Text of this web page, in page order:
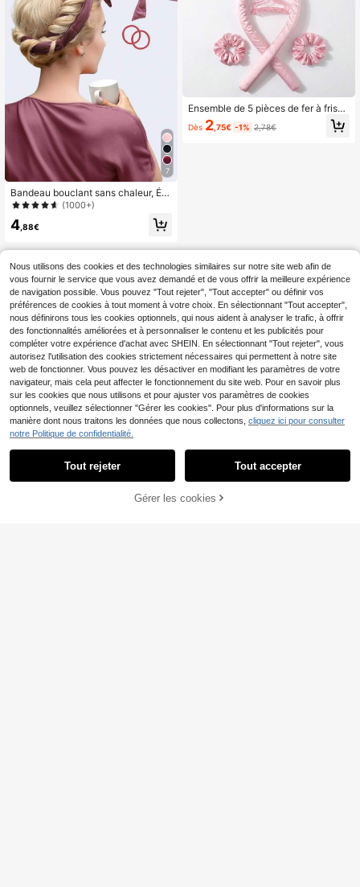
7
Bandeau bouclant sans chaleur, Éla
stique bouclant sans chaleur, Band
eau bouclant pour dormir, Outil de c
oiffure pour boucles naturelles douc
ur, Fer à friser, Produits et accessoir
es capillaires, Convient pour les sal
ons, les instituts de beauté, la rentré
e scolaire, les vacances, Fer à frise
r, Fer à friser, Noël
(1000+)
4 ,88€
Ensemble de 5 pièces de fer à friser
sans chaleur, comprend : baguette
à friser sans chaleur, bonnet de nuit
Dès 2,75€ -1% 2,78€
AJOUTER AU PANIER
Nous utilisons des cookies et des technologies similaires sur notre site web afin de
vous fournir le service que vous avez demandé et de vous offrir la meilleure expérience
de navigation possible. Vous pouvez "Tout rejeter", "Tout accepter" ou définir vos
préférences de cookies à tout moment à votre choix. En sélectionnant "Tout accepter",
nous définirons tous les cookies optionnels, qui nous aident à analyser le trafic, à offrir
des fonctionnalités améliorées et à personnaliser le contenu et les publicités pour
compléter votre expérience d'achat avec SHEIN. En sélectionnant "Tout rejeter", vous
autorisez l'utilisation des cookies strictement nécessaires qui permettent à notre site
web de fonctionner. Vous pouvez les désactiver en modifiant les paramètres de votre
navigateur, mais cela peut affecter le fonctionnement du site web. Pour en savoir plus
sur les cookies que nous utilisons et pour ajuster vos paramètres de cookies
optionnels, veuillez sélectionner "Gérer les cookies". Pour plus d'informations sur la
manière dont nous traitons les données que nous collectons, cliquez ici pour consulter
notre Politique de confidentialité.
Tout rejeter Tout accepter
Gérer les cookies